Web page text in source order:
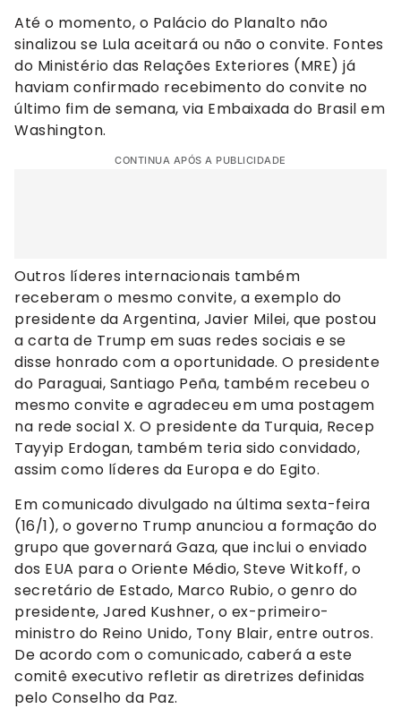
Até o momento, o Palácio do Planalto não
sinalizou se Lula aceitará ou não o convite. Fontes
do Ministério das Relações Exteriores (MRE) já
haviam confirmado recebimento do convite no
último fim de semana, via Embaixada do Brasil em
Washington.
CONTINUA APÓS A PUBLICIDADE
Outros líderes internacionais também
receberam o mesmo convite, a exemplo do
presidente da Argentina, Javier Milei, que postou
a carta de Trump em suas redes sociais e se
disse honrado com a oportunidade. O presidente
do Paraguai, Santiago Peña, também recebeu o
mesmo convite e agradeceu em uma postagem
na rede social X. O presidente da Turquia, Recep
Tayyip Erdogan, também teria sido convidado,
assim como líderes da Europa e do Egito.
Em comunicado divulgado na última sexta-feira
(16/1), o governo Trump anunciou a formação do
grupo que governará Gaza, que inclui o enviado
dos EUA para o Oriente Médio, Steve Witkoff, o
secretário de Estado, Marco Rubio, o genro do
presidente, Jared Kushner, o ex-primeiro-
ministro do Reino Unido, Tony Blair, entre outros.
De acordo com o comunicado, caberá a este
comitê executivo refletir as diretrizes definidas
pelo Conselho da Paz.